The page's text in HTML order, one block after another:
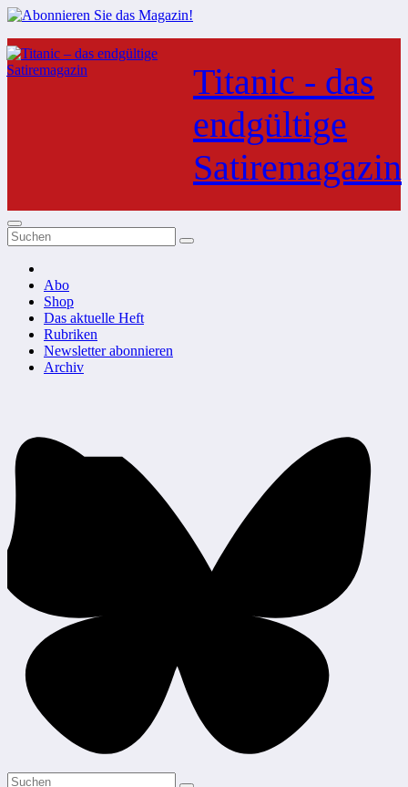
Zum
Inhalt
springen
Titanic - das
endgültige
Satiremagazin
Abo
Shop
Das aktuelle Heft
Rubriken
Newsletter abonnieren
Archiv